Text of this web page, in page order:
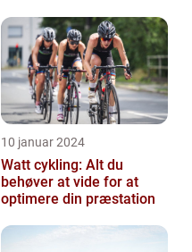
10 januar 2024
Watt cykling: Alt du
behøver at vide for at
optimere din præstation